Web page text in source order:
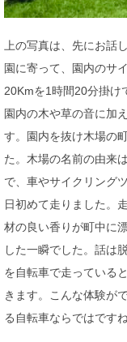
上の写真は、先にお話
園に寄って、園内のサ
20Kmを1時間20分掛け
園内の木や草の音に加
す。園内を抜け木場の
た。木場の名前の由来
で、車やサイクリング
日初めて走りました。
材の良い香りが町中に
した一瞬でした。話は
を自転車で走っている
きます。こんな体験が
る自転車ならではですね